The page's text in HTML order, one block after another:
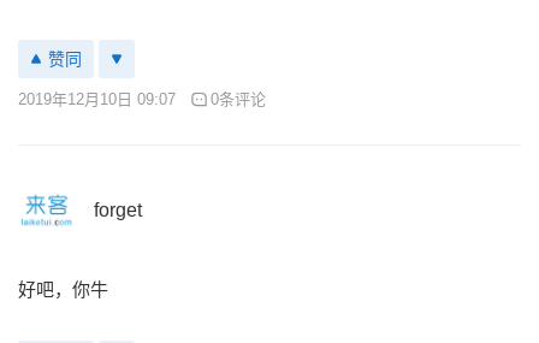
赞同
2019年12月10日 09:07 0条评论
forget
好吧，你牛